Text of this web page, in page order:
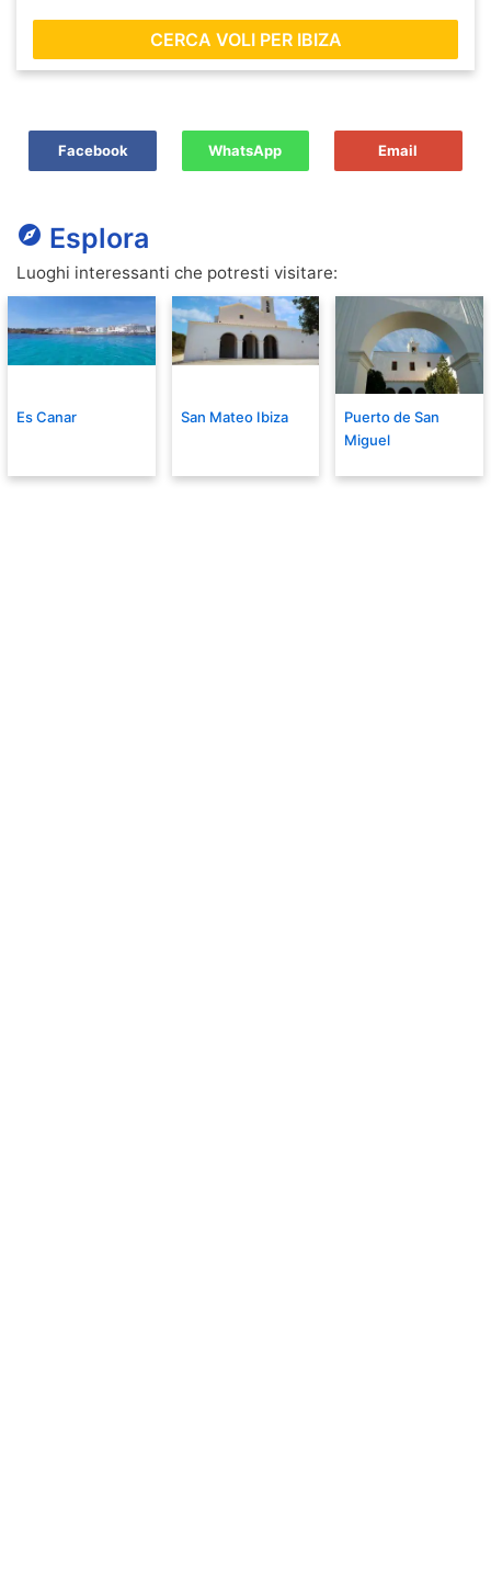
CERCA VOLI PER IBIZA
Facebook WhatsApp Email
explore Esplora
Luoghi interessanti che potresti visitare:
Es Canar San Mateo Ibiza
Puerto de San
Miguel